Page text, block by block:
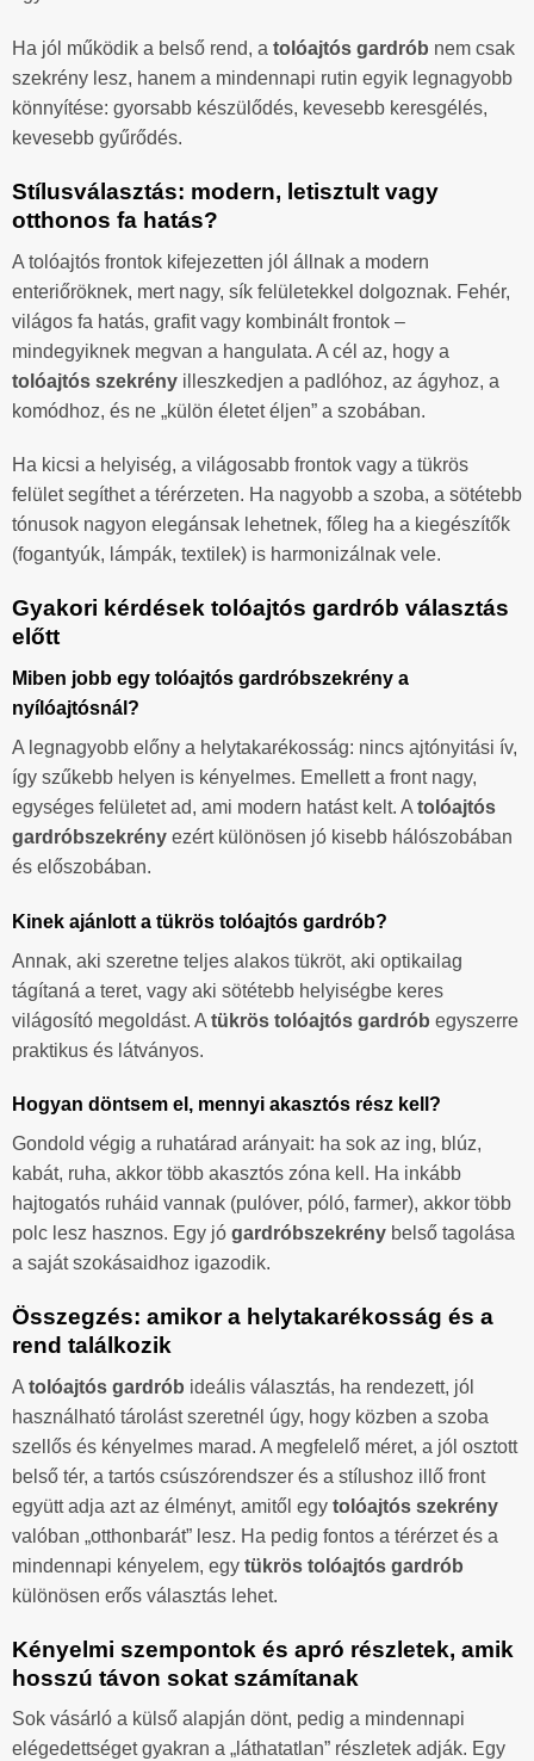
Ha jól működik a belső rend, a tolóajtós gardrób nem csak
szekrény lesz, hanem a mindennapi rutin egyik legnagyobb
könnyítése: gyorsabb készülődés, kevesebb keresgélés,
kevesebb gyűrődés.
Stílusválasztás: modern, letisztult vagy
otthonos fa hatás?
A tolóajtós frontok kifejezetten jól állnak a modern
enteriőröknek, mert nagy, sík felületekkel dolgoznak. Fehér,
világos fa hatás, grafit vagy kombinált frontok –
mindegyiknek megvan a hangulata. A cél az, hogy a
tolóajtós szekrény illeszkedjen a padlóhoz, az ágyhoz, a
komódhoz, és ne „külön életet éljen” a szobában.
Ha kicsi a helyiség, a világosabb frontok vagy a tükrös
felület segíthet a térérzeten. Ha nagyobb a szoba, a sötétebb
tónusok nagyon elegánsak lehetnek, főleg ha a kiegészítők
(fogantyúk, lámpák, textilek) is harmonizálnak vele.
Gyakori kérdések tolóajtós gardrób választás
előtt
Miben jobb egy tolóajtós gardróbszekrény a
nyílóajtósnál?
A legnagyobb előny a helytakarékosság: nincs ajtónyitási ív,
így szűkebb helyen is kényelmes. Emellett a front nagy,
egységes felületet ad, ami modern hatást kelt. A tolóajtós
gardróbszekrény ezért különösen jó kisebb hálószobában
és előszobában.
Kinek ajánlott a tükrös tolóajtós gardrób?
Annak, aki szeretne teljes alakos tükröt, aki optikailag
tágítaná a teret, vagy aki sötétebb helyiségbe keres
világosító megoldást. A tükrös tolóajtós gardrób egyszerre
praktikus és látványos.
Hogyan döntsem el, mennyi akasztós rész kell?
Gondold végig a ruhatárad arányait: ha sok az ing, blúz,
kabát, ruha, akkor több akasztós zóna kell. Ha inkább
hajtogatós ruháid vannak (pulóver, póló, farmer), akkor több
polc lesz hasznos. Egy jó gardróbszekrény belső tagolása
a saját szokásaidhoz igazodik.
Összegzés: amikor a helytakarékosság és a
rend találkozik
A tolóajtós gardrób ideális választás, ha rendezett, jól
használható tárolást szeretnél úgy, hogy közben a szoba
szellős és kényelmes marad. A megfelelő méret, a jól osztott
belső tér, a tartós csúszórendszer és a stílushoz illő front
együtt adja azt az élményt, amitől egy tolóajtós szekrény
valóban „otthonbarát” lesz. Ha pedig fontos a térérzet és a
mindennapi kényelem, egy tükrös tolóajtós gardrób
különösen erős választás lehet.
Kényelmi szempontok és apró részletek, amik
hosszú távon sokat számítanak
Sok vásárló a külső alapján dönt, pedig a mindennapi
elégedettséget gyakran a „láthatatlan” részletek adják. Egy